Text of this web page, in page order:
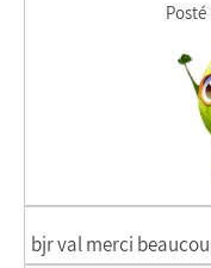
Posté
bjr val merci